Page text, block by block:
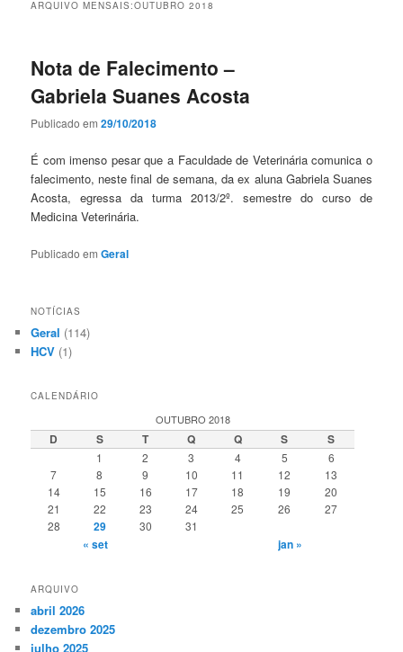
ARQUIVO MENSAIS:OUTUBRO 2018
Nota de Falecimento –
Gabriela Suanes Acosta
Publicado em29/10/2018
É com imenso pesar que a Faculdade de Veterinária comunica o
falecimento, neste final de semana, da ex aluna Gabriela Suanes
Acosta, egressa da turma 2013/2º. semestre do curso de
Medicina Veterinária.
Publicado em Geral
NOTÍCIAS
Geral (114)
HCV (1)
CALENDÁRIO
OUTUBRO 2018
D S T Q Q S S
1 2 3 4 5
6
7
8 9 10 11 12
13
14
15 16 17 18 19
20
21
22 23 24 25 26
27
28
29 30 31
« set jan »
ARQUIVO
abril 2026
dezembro 2025
julho 2025